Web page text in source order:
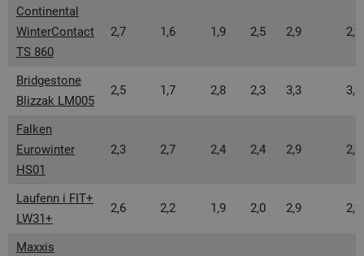
Continental
WinterContact
TS 860
2,7 1,6 1,9 2,5 2,9 2,9
Bridgestone
Blizzak LM005
2,5 1,7 2,8 2,3 3,3 3,3
Falken
Eurowinter
HS01
2,3 2,7 2,4 2,4 2,9 2,9
Laufenn i FIT+
LW31+
2,6 2,2 1,9 2,0 2,9 2,9
Maxxis